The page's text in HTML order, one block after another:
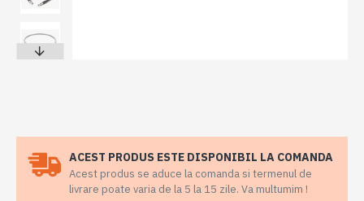
ACEST PRODUS ESTE DISPONIBIL LA COMANDA
Acest produs se aduce la comanda si termenul de
livrare poate varia de la 5 la 15 zile. Va multumim !